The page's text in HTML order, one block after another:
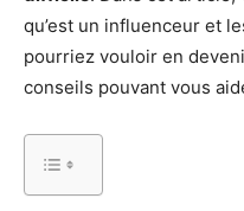
qu’est un influenceur et
pourriez vouloir en
conseils pouvant vous